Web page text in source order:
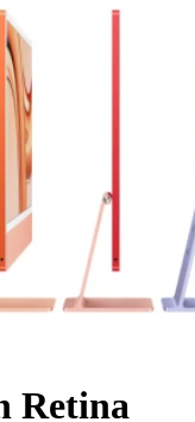
Retina